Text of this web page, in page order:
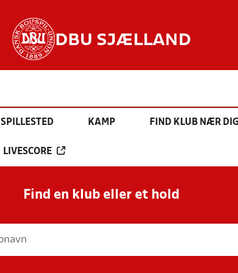
DBU SJÆLLAND
SPILLESTED KAMP FIND KLUB NÆR
LIVESCORE
Find en klub eller et hold